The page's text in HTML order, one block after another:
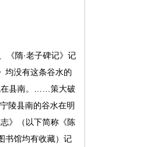
《隋·老子碑记》记
均没有这条谷水的
在县南。……策大破
陵县南的谷水在明
》（以下简称《陈
书馆均有收藏）记